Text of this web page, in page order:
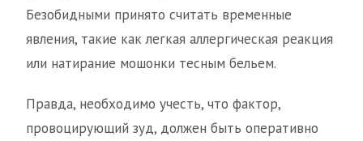
Безобидными принято считать временные
явления, такие как легкая аллергическая реакция
или натирание мошонки тесным бельем.
Правда, необходимо учесть, что фактор,
провоцирующий зуд, должен быть оперативно